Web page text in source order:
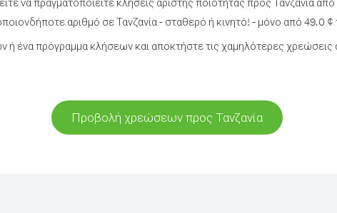
αριθμό σε Τανζανία - σταθερό ή κινητό! - μόνο από 49.0 ¢
ένα πρόγραμμα κλήσεων και αποκτήστε τις χαμηλότερες χρεώσεις
Προβολή χρεώσεων προς Τανζανία